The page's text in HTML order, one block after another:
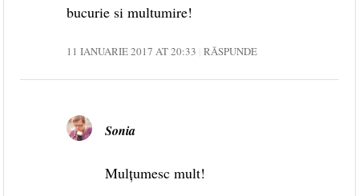
bucurie si multumire!
11 IANUARIE 2017 AT 20:33 RĂSPUNDE
Sonia
Mulţumesc mult!